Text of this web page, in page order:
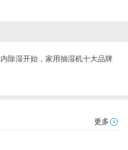
除湿开始，家用抽湿机十大品牌
更多